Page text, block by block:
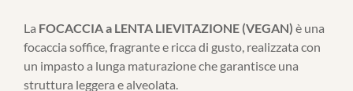
La FOCACCIA a LENTA LIEVITAZIONE (VEGAN) è una
focaccia soffice, fragrante e ricca di gusto, realizzata con
un impasto a lunga maturazione che garantisce una
struttura leggera e alveolata.